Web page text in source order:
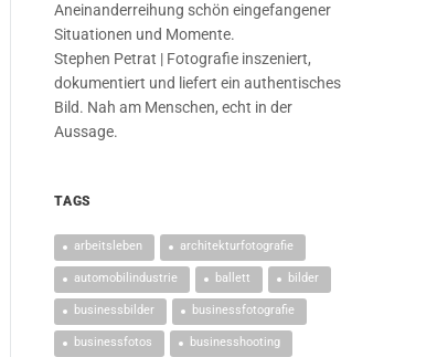
Aneinanderreihung schön eingefangener
Situationen und Momente.
Stephen Petrat | Fotografie inszeniert,
dokumentiert und liefert ein authentisches
Bild. Nah am Menschen, echt in der
Aussage.
TAGS
arbeitsleben architekturfotografie
automobilindustrie ballett bilder
businessbilder businessfotografie
businessfotos businesshooting